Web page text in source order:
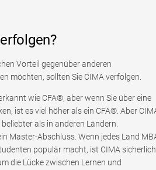
Vorteil gegenüber anderen
möchten, sollten Sie CIMA verfolgen.
wie CFA®, aber wenn Sie über eine
ist es viel höher als ein CFA®. Aber
als in anderen Ländern.
Master-Abschluss. Wenn jedes Land
populär macht, ist CIMA sicherlich
die Lücke zwischen Lernen und